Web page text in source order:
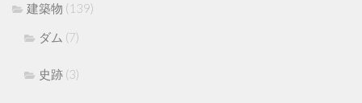
建築物 (139)
ダム (7)
史跡 (3)